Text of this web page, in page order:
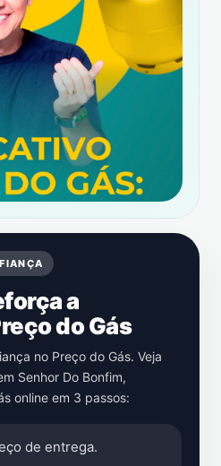
a
do Gás
no Preço do Gás. Veja
Senhor Do Bonfim,
online em 3 passos:
de entrega.